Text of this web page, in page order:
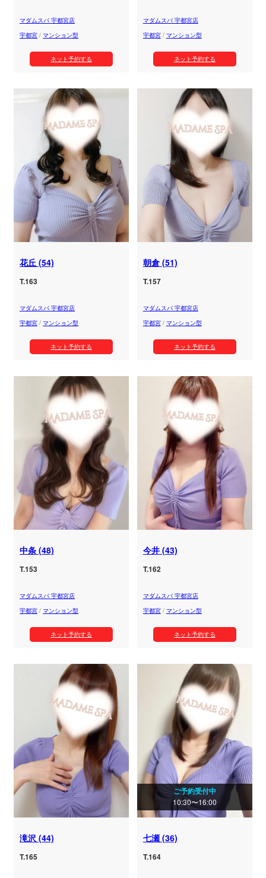
マダムスパ 宇都宮店
宇都宮 / マンション型
ネット予約する
マダムスパ 宇都宮店
宇都宮/ マンション型
ネット予約する
花丘 (54)
T.163
マダムスパ 宇都宮店
宇都宮 / マンション型
ネット予約する
朝倉 (51)
T.157
マダムスパ 宇都宮店
宇都宮/ マンション型
ネット予約する
中条 (48)
T.153
マダムスパ 宇都宮店
宇都宮 / マンション型
ネット予約する
今井 (43)
T.162
マダムスパ 宇都宮店
宇都宮/ マンション型
ネット予約する
滝沢 (44)
T.165
ご予約受付中
10:30〜16:00
七瀬 (36)
T.164